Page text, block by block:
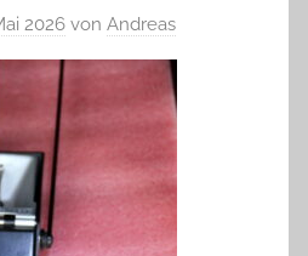
2026 von Andreas